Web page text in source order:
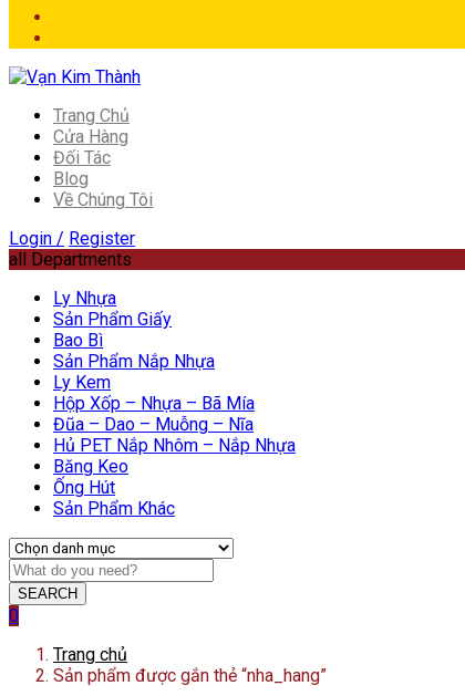
Trang Chủ
Cửa Hàng
Đối Tác
Blog
Về Chúng Tôi
Login / Register
all Departments
Ly Nhựa
Sản Phẩm Giấy
Bao Bì
Sản Phẩm Nắp Nhựa
Ly Kem
Hộp Xốp – Nhựa – Bã Mía
Đũa – Dao – Muỗng – Nĩa
Hủ PET Nắp Nhôm – Nắp Nhựa
Băng Keo
Ống Hút
Sản Phẩm Khác
SEARCH
0
Trang chủ
Sản phẩm được gắn thẻ “nha_hang”